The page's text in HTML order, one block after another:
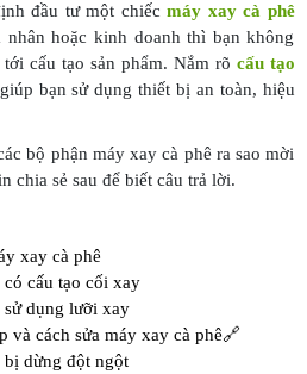
đầu tư một chiếc máy xay cà phê
hoặc kinh doanh thì bạn không
cấu tạo sản phẩm. Nắm rõ cấu tạo
bạn sử dụng thiết bị an toàn, hiệu
bộ phận máy xay cà phê ra sao mời
chia sẻ sau để biết câu trả lời.
xay cà phê
cấu tạo cối xay
dụng lưỡi xay
và cách sửa máy xay cà phê🔗
dừng đột ngột